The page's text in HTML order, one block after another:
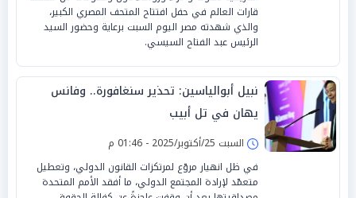
قارات العالم في حفل افتتاح المتحف المصري الكبير،
والذي شهدته مصر اليوم السبت برعاية وحضور السيد
الرئيس عبد الفتاح السيسي.
نبيل أبوالياسين: تحذير سنغافورة.. وفانس
يهان في تل أبيب
السبت 25/أكتوبر/2025 - 01:46 م
في ظل انهيار مروّع لمرتكزات القانون الدولي، وتعطيل
متعمّد لإرادة المجتمع الدولي، ما أفقد الأمم المتحدة